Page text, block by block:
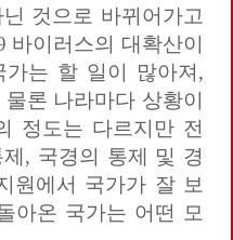
것으로 바뀌어가고
바이러스의 대확산이
가는 할 일이 많아져,
론 나라마다 상황이
정도는 다르지만 전
, 국경의 통제 및 경
원에서 국가가 잘 보
아온 국가는 어떤 모